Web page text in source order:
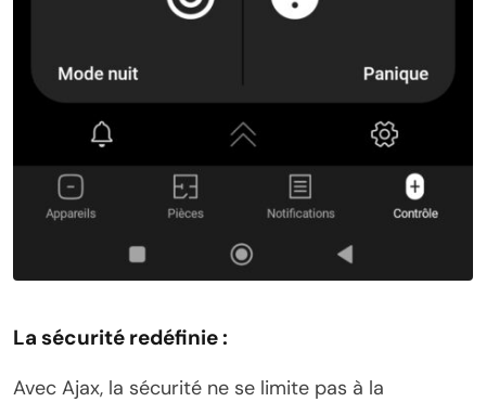
La sécurité redéfinie :
Avec Ajax, la sécurité ne se limite pas à la